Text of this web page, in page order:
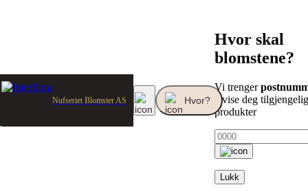
Nufseriet Blomster AS Hvor?
Hvor skal
blomstene?
Vi trenger
å vise deg
produkter
Lukk
Hvor ble denne siden av?
Vi finner ikke siden du leter etter. Men vårt blomstutvalg er bare et
klikk unna! La oss hjelpe deg med å finne den perfekte